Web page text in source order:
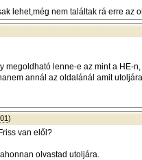
lehet,még nem találtak rá erre az
megoldható lenne-e az mint a HE-
annál az oldalánál amit
)
van elől?
olvastad utoljára.